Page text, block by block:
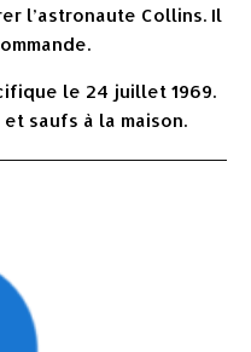
l’astronaute Collins. Il
le 24 juillet 1969.
saufs à la maison.